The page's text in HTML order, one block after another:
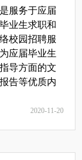
服务于应届
业生求职和
校园招聘服
应届毕业生
导方面的文
告等优质内
2020-11-20